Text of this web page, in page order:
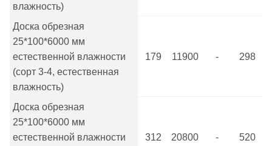
влажность)
Доска обрезная
25*100*6000 мм
естественной влажности
(сорт 3-4, естественная
влажность)
179 11900 - 298
Доска обрезная
25*100*6000 мм
естественной влажности
312 20800 - 520